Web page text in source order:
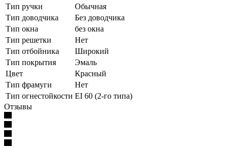
Тип ручки
Обычная
Тип доводчика
Без доводчика
Тип окна
без окна
Тип решетки
Нет
Тип отбойника
Широкий
Тип покрытия
Эмаль
Цвет
Красный
Тип фрамуги
Нет
Тип огнестойкости EI 60 (2-го типа)
Отзывы